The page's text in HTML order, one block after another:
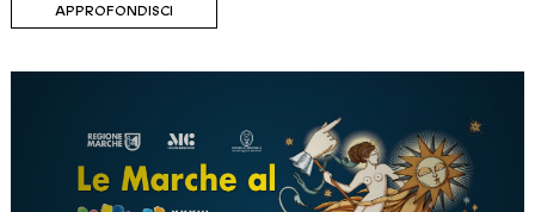
APPROFONDISCI